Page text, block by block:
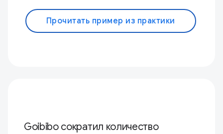
Прочитать пример из практики
Goibibo сократил количество